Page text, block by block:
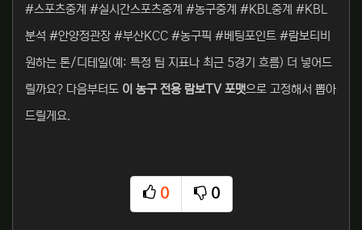
#스포츠중계 #실시간스포츠중계 #농구중계 #KBL중계 #KBL
분석 #안양정관장 #부산KCC #농구픽 #베팅포인트 #람보티비
원하는 톤/디테일(예: 특정 팀 지표나 최근 5경기 흐름) 더 넣어드
릴까요? 다음부터도 이 농구 전용 람보TV 포맷으로 고정해서 뽑아
드릴게요.
0
추천
0
비추천